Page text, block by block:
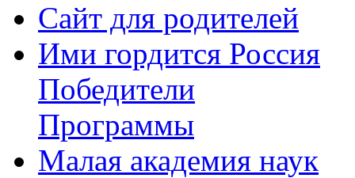
Сайт для родителей
Ими гордится Россия
Победители
Программы
Малая академия наук